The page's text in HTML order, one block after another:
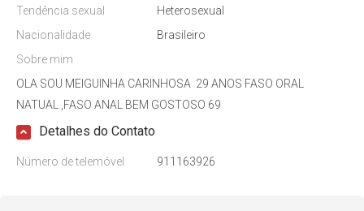
Tendência sexual
Heterosexual
Nacionalidade
Brasileiro
Sobre mim
OLA SOU MEIGUINHA CARINHOSA 29 ANOS FASO ORAL
NATUAL ,FASO ANAL BEM GOSTOSO 69
Detalhes do Contato
Número de telemóvel 911163926